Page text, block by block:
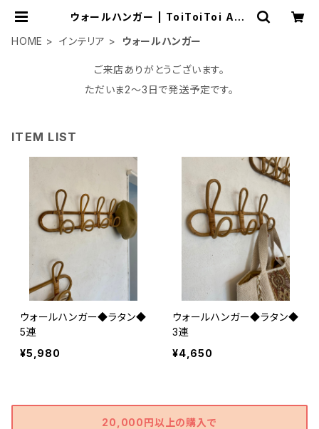
ウォールハンガー | ToiToiToi Apa
HOME
インテリア ウォールハンガー
ご来店ありがとうございます。
ただいま2〜3日で発送予定です。
ITEM LIST
ウォールハンガー◆ラタン◆
5連
¥5,980
ウォールハンガー◆ラタン◆
3連
¥4,650
20,000円以上の購入で